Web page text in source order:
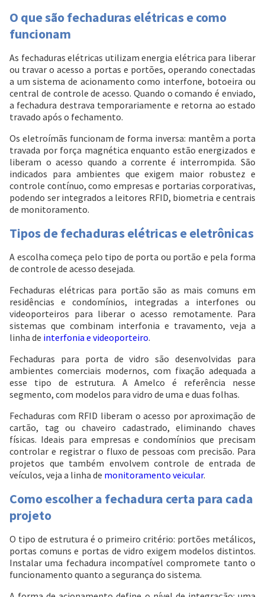
O que são fechaduras elétricas e como
funcionam
As fechaduras elétricas utilizam energia elétrica para liberar
ou travar o acesso a portas e portões, operando conectadas
a um sistema de acionamento como interfone, botoeira ou
central de controle de acesso. Quando o comando é enviado,
a fechadura destrava temporariamente e retorna ao estado
travado após o fechamento.
Os eletroímãs funcionam de forma inversa: mantêm a porta
travada por força magnética enquanto estão energizados e
liberam o acesso quando a corrente é interrompida. São
indicados para ambientes que exigem maior robustez e
controle contínuo, como empresas e portarias corporativas,
podendo ser integrados a leitores RFID, biometria e centrais
de monitoramento.
Tipos de fechaduras elétricas e eletrônicas
A escolha começa pelo tipo de porta ou portão e pela forma
de controle de acesso desejada.
Fechaduras elétricas para portão são as mais comuns em
residências e condomínios, integradas a interfones ou
videoporteiros para liberar o acesso remotamente. Para
sistemas que combinam interfonia e travamento, veja a
linha de interfonia e videoporteiro.
Fechaduras para porta de vidro são desenvolvidas para
ambientes comerciais modernos, com fixação adequada a
esse tipo de estrutura. A Amelco é referência nesse
segmento, com modelos para vidro de uma e duas folhas.
Fechaduras com RFID liberam o acesso por aproximação de
cartão, tag ou chaveiro cadastrado, eliminando chaves
físicas. Ideais para empresas e condomínios que precisam
controlar e registrar o fluxo de pessoas com precisão. Para
projetos que também envolvem controle de entrada de
veículos, veja a linha de monitoramento veicular.
Como escolher a fechadura certa para cada
projeto
O tipo de estrutura é o primeiro critério: portões metálicos,
portas comuns e portas de vidro exigem modelos distintos.
Instalar uma fechadura incompatível compromete tanto o
funcionamento quanto a segurança do sistema.